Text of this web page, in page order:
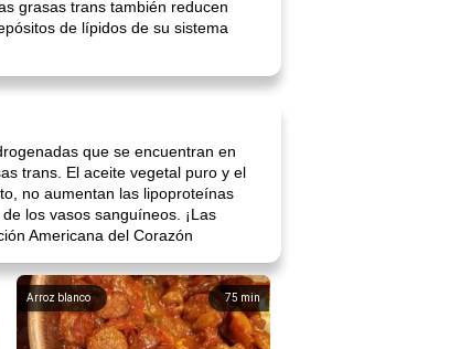
grasas trans también reducen
de lípidos de su sistema
que se encuentran en
trans. El aceite vegetal puro y el
no aumentan las lipoproteínas
los vasos sanguíneos. ¡Las
Americana del Corazón
75 min
Arroz blanco